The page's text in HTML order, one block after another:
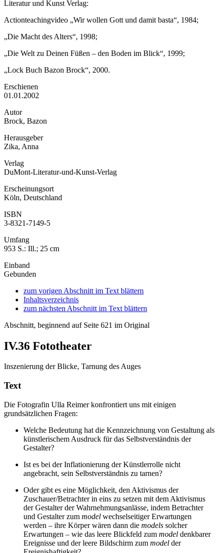
Literatur und Kunst Verlag:
Actionteachingvideo „Wir wollen Gott und damit basta“, 1984;
„Die Macht des Alters“, 1998;
„Die Welt zu Deinen Füßen – den Boden im Blick“, 1999;
„Lock Buch Bazon Brock“, 2000.
Erschienen
01.01.2002
Autor
Brock, Bazon
Herausgeber
Zika, Anna
Verlag
DuMont-Literatur-und-Kunst-Verlag
Erscheinungsort
Köln, Deutschland
ISBN
3-8321-7149-5
Umfang
953 S.: Ill.; 25 cm
Einband
Gebunden
zum vorigen Abschnitt im Text blättern
Inhaltsverzeichnis
zum nächsten Abschnitt im Text blättern
Abschnitt, beginnend auf Seite 621 im Original
IV.36 Fototheater
Inszenierung der Blicke, Tarnung des Auges
Text
Die Fotografin Ulla Reimer konfrontiert uns mit einigen
grundsätzlichen Fragen:
Welche Bedeutung hat die Kennzeichnung von Gestaltung als
künstlerischem Ausdruck für das Selbstverständnis der
Gestalter?
Ist es bei der Inflationierung der Künstlerrolle nicht
angebracht, sein Selbstverständnis zu tarnen?
Oder gibt es eine Möglichkeit, den Aktivismus der
Zuschauer/Betrachter in eins zu setzen mit dem Aktivismus
der Gestalter der Wahrnehmungsanlässe, indem Betrachter
und Gestalter zum model wechselseitiger Erwartungen
werden – ihre Körper wären dann die models solcher
Erwartungen – wie das leere Blickfeld zum model denkbarer
Ereignisse und der leere Bildschirm zum model der